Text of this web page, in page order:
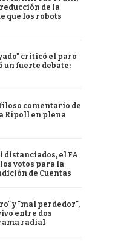
de la
que los robots
criticó el paro
un fuerte debate:
filoso comentario de
Ripoll en plena
distanciados, el FA
votos para la
de Cuentas
y "mal perdedor",
entre dos
radial